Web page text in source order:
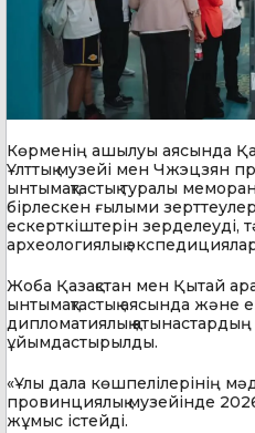
Көрменің ашылуы аясында
Ұлттық музейі мен Чжэцзян
ынтымақтастық туралы
бірлескен ғылыми
ескерткіштерін
археологиялық
Жоба Қазақстан мен Қытай
ынтымақтастық аясында және
дипломатиялық
ұйымдастырылды.
«Ұлы дала көшпелілерінің
провинциялық музейінде
жұмыс істейді.